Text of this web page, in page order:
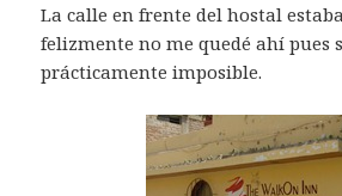
La calle en frente del hostal
felizmente no me quedé ahí pues
prácticamente imposible.